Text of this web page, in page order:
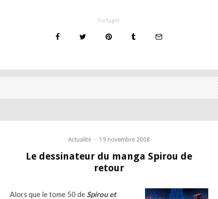
Partager
Actualité · 19 novembre 2008
Le dessinateur du manga Spirou de
retour
Alors que le tome 50 de Spirou et